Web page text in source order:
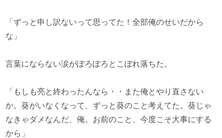
「ずっと申し訳ないって思ってた！全部俺のせいだから
な」
言葉にならない涙がぽろぽろとこぼれ落ちた。
「もしも亮と終わったんなら・・また俺とやり直さない
か。葵がいなくなって、ずっと葵のこと考えてた。葵じゃ
なきゃダメなんだ、俺。お前のこと、今度こそ大事にする
から」